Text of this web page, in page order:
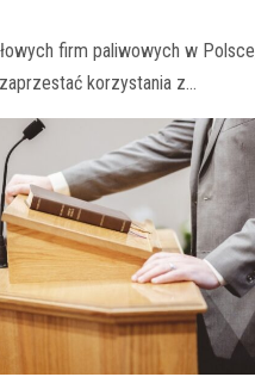
firm paliwowych w
korzystania z…